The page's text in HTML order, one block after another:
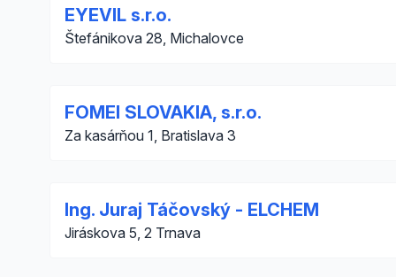
EYEVIL s.r.o.
Štefánikova 28, Michalovce
FOMEI SLOVAKIA, s.r.o.
Za kasárňou 1, Bratislava 3
Ing. Juraj Táčovský - ELCHEM
Jiráskova 5, 2 Trnava